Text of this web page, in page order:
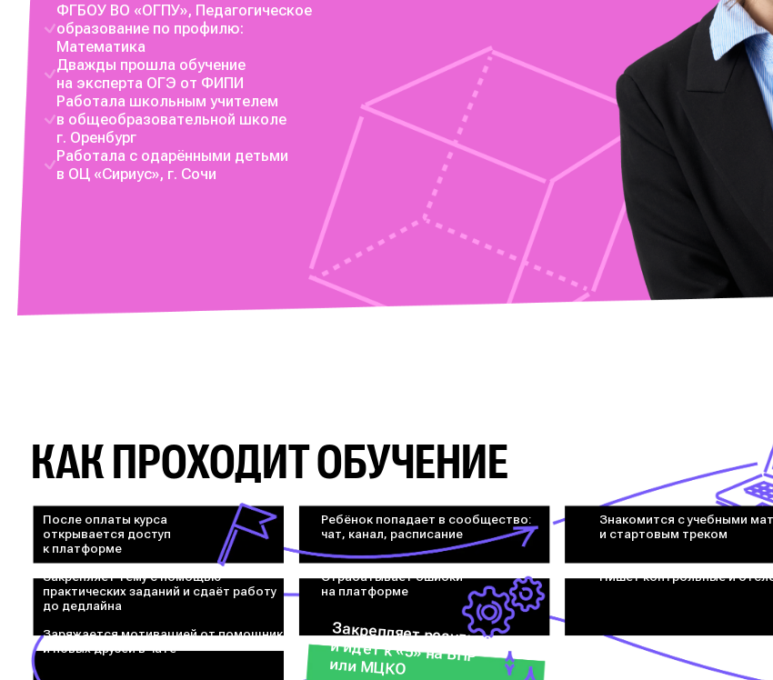
ФГБОУ ВО «ОГПУ», Педагогическое
образование по профилю:
Математика
Дважды прошла обучение
на эксперта ОГЭ от ФИПИ
Работала школьным учителем
в общеобразовательной школе
г. Оренбург
Работала с одарёнными детьми
в ОЦ «Сириус», г. Сочи
КАК ПРОХОДИТ ОБУЧЕНИЕ
После оплаты курса
открывается доступ
к платформе
Ребёнок попадает в сообщество:
чат, канал, расписание
Знакомится с учебными
и стартовым треком
Закрепляет тему с помощью
практических заданий и сдаёт работу
до дедлайна
Отрабатывает ошибки
на платформе
Пишет контрольные и
Заряжается мотивацией от помощников
и новых друзей в чате
Закрепляет результат
и идёт к «5» на ВПР
или МЦКО